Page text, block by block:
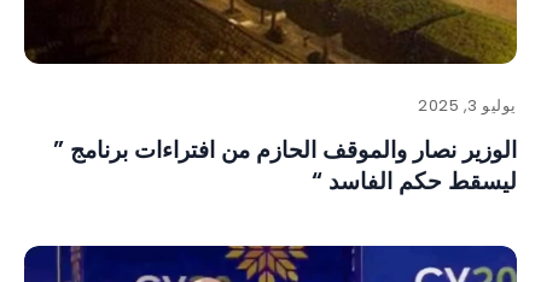
يوليو 3, 2025
الوزير نصار والموقف الحازم من افتراءات برنامج ”
ليسقط حكم الفاسد “